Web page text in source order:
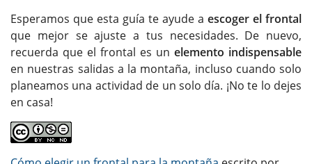
Esperamos que esta guía te ayude a escoger el frontal
que mejor se ajuste a tus necesidades. De nuevo,
recuerda que el frontal es un elemento indispensable
en nuestras salidas a la montaña, incluso cuando solo
planeamos una actividad de un solo día. ¡No te lo dejes
en casa!